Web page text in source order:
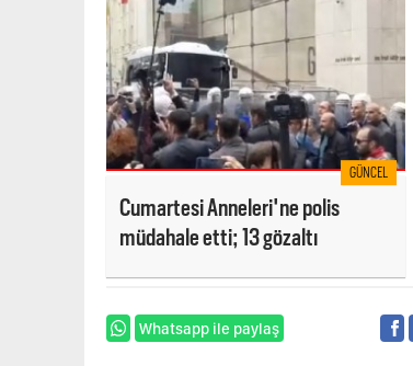
GÜNCEL
Cumartesi Anneleri'ne polis
müdahale etti; 13 gözaltı
Whatsapp ile paylaş